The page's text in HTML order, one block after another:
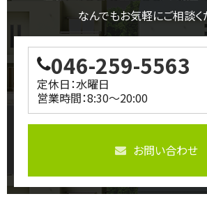
なんでもお気軽にご相談く
046-259-5563
定休日：水曜日
営業時間：8:30～20:00
お問い合わせ